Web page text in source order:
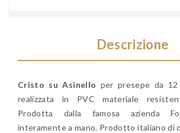
Descrizione
Cristo su Asinello per presepe da
realizzata in PVC materiale
Prodotta dalla famosa azienda
interamente a mano. Prodotto italiano di